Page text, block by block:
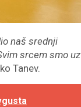
naš srednji
srcem smo uz
Tanev.